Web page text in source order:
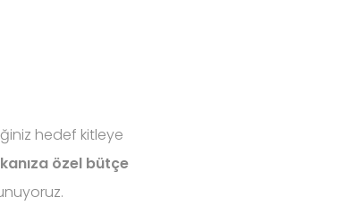
hedef kitleye
özel bütçe